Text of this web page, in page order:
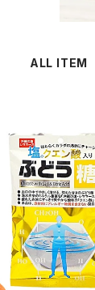
ALL ITEM